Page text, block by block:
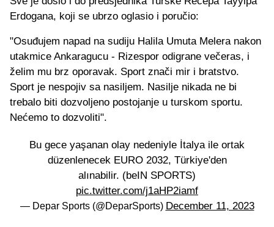
Erdogana, koji se ubrzo oglasio i poručio:
"Osuđujem napad na sudiju Halila Umuta Melera nakon
utakmice Ankaragucu - Rizespor odigrane večeras, i
želim mu brz oporavak. Sport znači mir i bratstvo.
Sport je nespojiv sa nasiljem. Nasilje nikada ne bi
trebalo biti dozvoljeno postojanje u turskom sportu.
Nećemo to dozvoliti".
Bu gece yaşanan olay nedeniyle İtalya ile ortak
düzenlenecek EURO 2032, Türkiye'den
alınabilir. (beIN SPORTS)
pic.twitter.com/j1aHP2iamf
— Depar Sports (@DeparSports) December 11, 2023